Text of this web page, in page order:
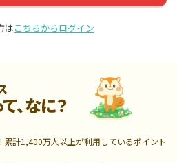
はこちらからログイン
、なに？
累計1,400万人以上が利用しているポイント